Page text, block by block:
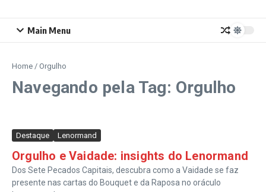
Main Menu
Home / Orgulho
Navegando pela Tag: Orgulho
Destaque Lenormand
Orgulho e Vaidade: insights do Lenormand
Dos Sete Pecados Capitais, descubra como a Vaidade se faz
presente nas cartas do Bouquet e da Raposa no oráculo